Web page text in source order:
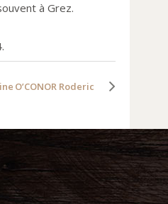
à Grez.
O’CONOR Roderic